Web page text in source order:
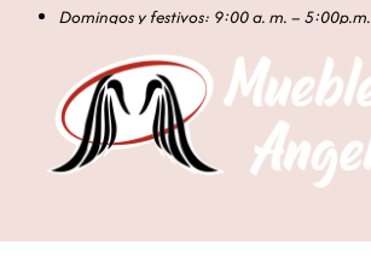
Domingos y festivos: 9:00 a. m. – 5:00p.m.